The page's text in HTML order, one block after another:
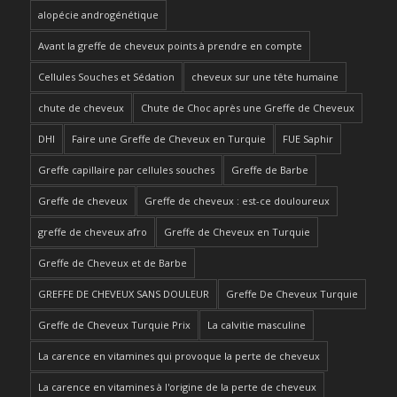
alopécie androgénétique
Avant la greffe de cheveux points à prendre en compte
Cellules Souches et Sédation cheveux sur une tête humaine
chute de cheveux Chute de Choc après une Greffe de Cheveux
DHI Faire une Greffe de Cheveux en Turquie FUE Saphir
Greffe capillaire par cellules souches Greffe de Barbe
Greffe de cheveux Greffe de cheveux : est-ce douloureux
greffe de cheveux afro Greffe de Cheveux en Turquie
Greffe de Cheveux et de Barbe
GREFFE DE CHEVEUX SANS DOULEUR Greffe De Cheveux Turquie
Greffe de Cheveux Turquie Prix La calvitie masculine
La carence en vitamines qui provoque la perte de cheveux
La carence en vitamines à l'origine de la perte de cheveux